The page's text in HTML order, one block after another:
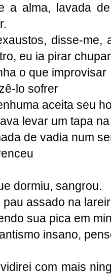
a alma, lavada
disse-me,
eu ia pirar
o que improvisar
lo sofrer
aceita seu
levar um tapa
de vadia num
dormiu, sangrou.
pau assado na
sua pica em
insano,
com mais